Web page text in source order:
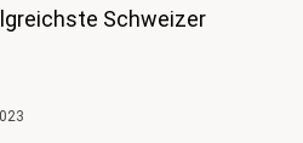
Schweizer